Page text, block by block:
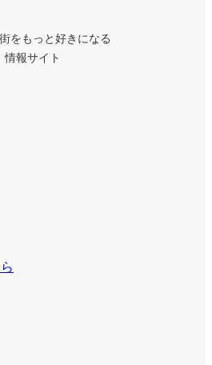
をもっと好きになる
情報サイト